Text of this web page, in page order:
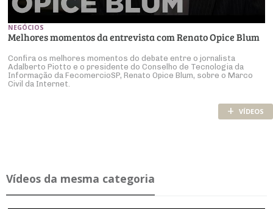
NEGÓCIOS
Melhores momentos da entrevista com Renato Opice Blum
Confira os melhores momentos do debate entre o jornalista
Adalberto Piotto e o presidente do Conselho de Tecnologia da
Informação da FecomercioSP, Renato Opice Blum, sobre o Marco
Civil da Internet.
+ VÍDEOS
Ví­deos da mesma ca­te­goria